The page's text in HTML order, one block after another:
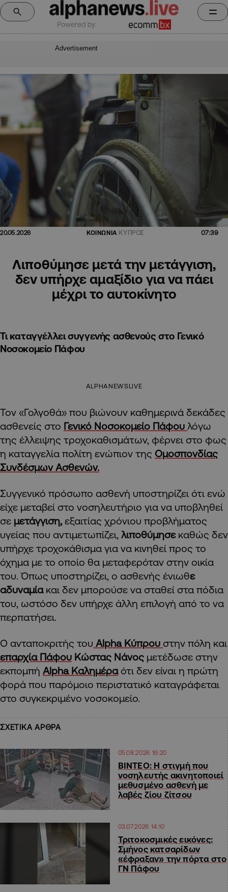
Powered by:
Advertisement
20.05.2026 ΚΟΙΝΩΝΙΑ ΚΥΠΡΟΣ 07:39
Λιποθύμησε μετά την μετάγγιση,
δεν υπήρχε αμαξίδιο για να πάει
μέχρι το αυτοκίνητο
Τι καταγγέλλει συγγενής ασθενούς στο Γενικό
Νοσοκομείο Πάφου
ALPHANEWSLIVE
Τον «Γολγοθά» που βιώνουν καθημερινά δεκάδες
ασθενείς στο Γενικό Νοσοκομείο Πάφου λόγω
της έλλειψης τροχοκαθισμάτων, φέρνει στο φως
η καταγγελία πολίτη ενώπιον της Ομοσπονδίας
Συνδέσμων Ασθενών.
Συγγενικό πρόσωπο ασθενή υποστηρίζει ότι ενώ
είχε μεταβεί στο νοσηλευτήριο για να υποβληθεί
σε μετάγγιση, εξαιτίας χρόνιου προβλήματος
υγείας που αντιμετωπίζει, λιποθύμησεκαθώς δεν
υπήρχε τροχοκάθισμα για να κινηθεί προς το
όχημα με το οποίο θα μεταφερόταν στην οικία
του. Όπως υποστηρίζει, ο ασθενής ένιωθε
αδυναμία και δεν μπορούσε να σταθεί στα πόδια
του, ωστόσο δεν υπήρχε άλλη επιλογή από το να
περπατήσει.
Ο ανταποκριτής του Alpha Κύπρου στην πόλη και
επαρχία Πάφου Κώστας Νάνος μετέδωσε στην
εκπομπή Alpha Καλημέραότι δεν είναι η πρώτη
φορά που παρόμοιο περιστατικό καταγράφεται
στο συγκεκριμένο νοσοκομείο.
ΣΧΕΤΙΚΑ ΑΡΘΡΑ
05.08.2026 16:20
ΒΙΝΤΕΟ: Η στιγμή που
νοσηλευτής ακινητοποιεί
μεθυσμένο ασθενή με
λαβές ζίου ζίτσου
03.07.2026 14:10
Τριτοκοσμικές εικόνες:
Σμήνος κατσαρίδων
«έφραξαν» την πόρτα στο
ΓΝ Πάφου